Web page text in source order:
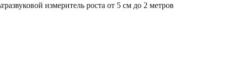
измеритель роста от 5 см до 2 метров